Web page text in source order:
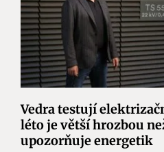
Vedra testují
léto je větší hrozbou
upozorňuje energetik